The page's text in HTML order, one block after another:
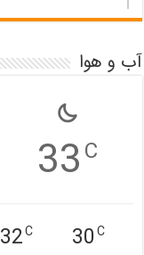
آب و هوا
33C
30C
32C